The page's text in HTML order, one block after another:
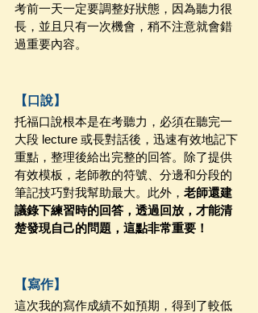
考前一天一定要調整好狀態，因為聽力很
長，並且只有一次機會，稍不注意就會錯
過重要內容。
【口說】
托福口說根本是在考聽力，必須在聽完一
大段 lecture 或長對話後，迅速有效地記下
重點，整理後給出完整的回答。除了提供
有效模板，老師教的符號、分邊和分段的
筆記技巧對我幫助最大。此外， 老師還建
議錄下練習時的回答，透過回放，才能清
楚發現自己的問題，這點非常重要！
【寫作】
這次我的寫作成績不如預期，得到了較低